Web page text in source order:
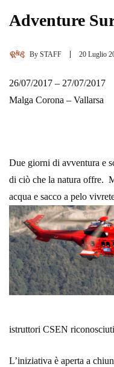
Adventure
By STAFF 20 Luglio
26/07/2017 – 27/07/2017
Malga Corona – Vallarsa
Due giorni di avventura e
di ciò che la natura offre.
acqua e sacco a pelo
istruttori CSEN
L’iniziativa è aperta a